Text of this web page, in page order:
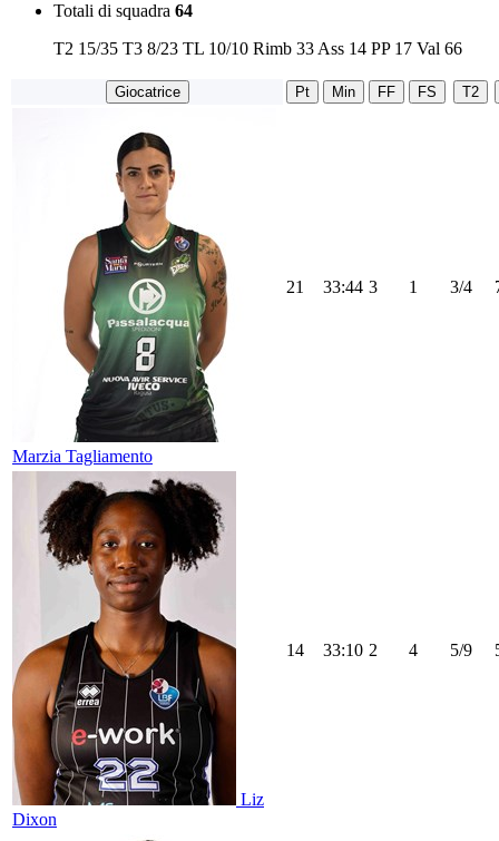
Totali di squadra 64
T2 15/35 T3 8/23 TL 10/10 Rimb 33 Ass 14 PP 17 Val 66
Giocatrice Pt Min FF FS T2
Marzia Tagliamento
21 33:44 3 1 3/4
Liz
Dixon
14 33:10 2 4 5/9